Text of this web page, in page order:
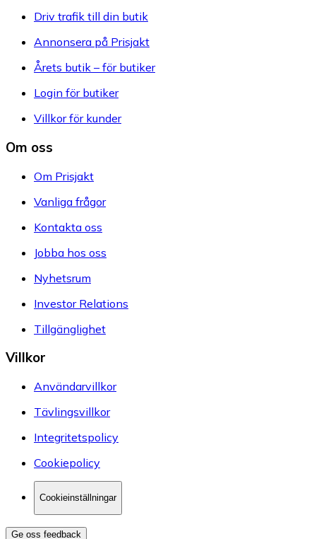
Driv trafik till din butik
Annonsera på Prisjakt
Årets butik – för butiker
Login för butiker
Villkor för kunder
Om oss
Om Prisjakt
Vanliga frågor
Kontakta oss
Jobba hos oss
Nyhetsrum
Investor Relations
Tillgänglighet
Villkor
Användarvillkor
Tävlingsvillkor
Integritetspolicy
Cookiepolicy
Cookieinställningar
Ge oss feedback